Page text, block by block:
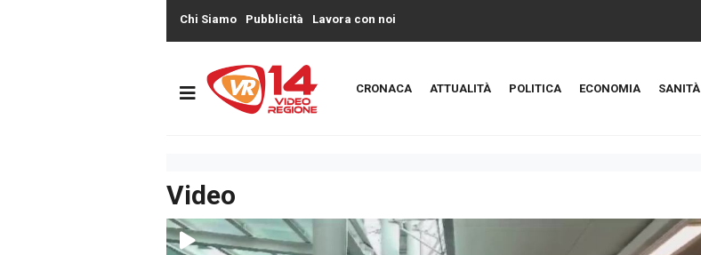
Chi Siamo Pubblicità Lavora con noi
CRONACA ATTUALITÀ POLITICA ECONOMIA SANITÀ
Video